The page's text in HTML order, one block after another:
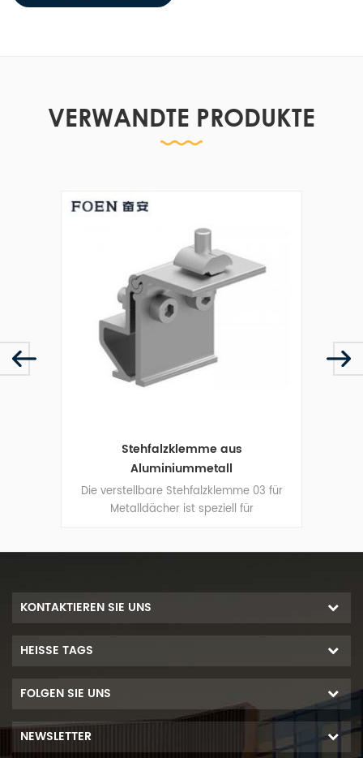
VERWANDTE PRODUKTE
Stehfalzklemme aus
Aluminiummetall
Die verstellbare Stehfalzklemme 03 für
Metalldächer ist speziell für
KONTAKTIEREN SIE UNS
HEISSE TAGS
FOLGEN SIE UNS
NEWSLETTER